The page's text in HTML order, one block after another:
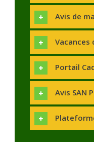
Avis de
Vacances
Portail
Avis SAN